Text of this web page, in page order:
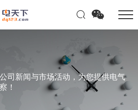
司新闻与市场活动，为您提供电气
！